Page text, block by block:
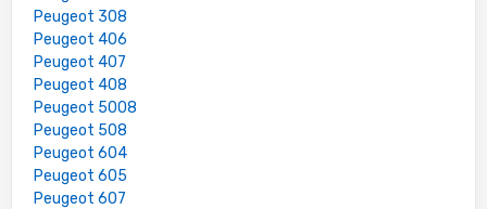
Peugeot 308
Peugeot 406
Peugeot 407
Peugeot 408
Peugeot 5008
Peugeot 508
Peugeot 604
Peugeot 605
Peugeot 607